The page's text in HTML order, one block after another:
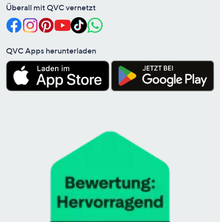
Überall mit QVC vernetzt
QVC Apps herunterladen